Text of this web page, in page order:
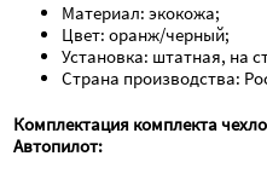
Материал: экокожа;
Цвет: оранж/черный;
Установка: штатная, на
Страна производства:
Комплектация комплекта
Автопилот: